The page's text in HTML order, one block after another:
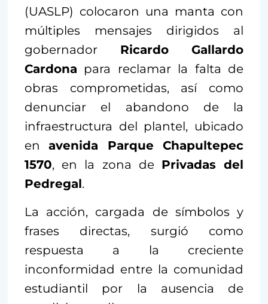
(UASLP) colocaron una manta con
múltiples mensajes dirigidos al
gobernador Ricardo Gallardo
Cardona para reclamar la falta de
obras comprometidas, así como
denunciar el abandono de la
infraestructura del plantel, ubicado
enavenida Parque Chapultepec
1570, en la zona de Privadas del
Pedregal.
La acción, cargada de símbolos y
frases directas, surgió como
respuesta a la creciente
inconformidad entre la comunidad
estudiantil por la ausencia de